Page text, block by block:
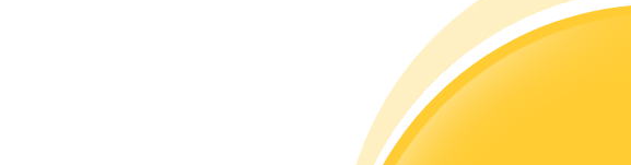
Наслаждайтесь распределением прибыли и комиссиями за копи-трейдинг